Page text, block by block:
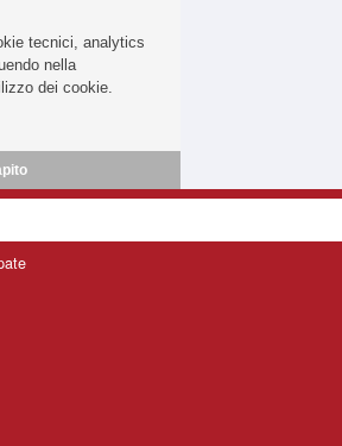
tecnici, analytics
nella
dei cookie.